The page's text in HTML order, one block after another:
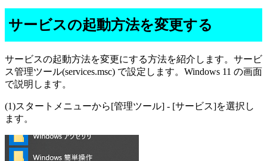
サービスの起動方法を変更する
サービスの起動方法を変更にする方法を紹介します。サービ
ス管理ツール(services.msc) で設定します。Windows 11 の画面
で説明します。
(1)スタートメニューから[管理ツール] - [サービス]を選択し
ます。